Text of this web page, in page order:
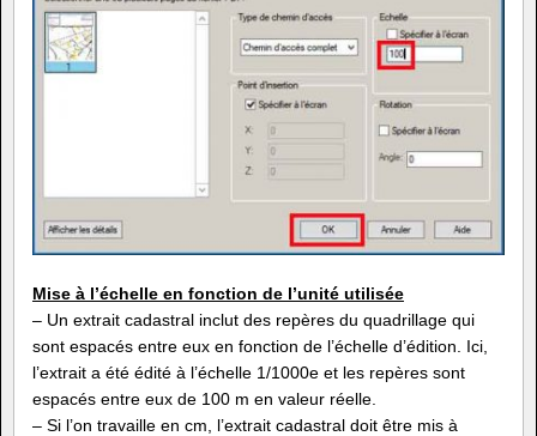
Mise à l’échelle en fonction de l’unité utilisée
– Un extrait cadastral inclut des repères du quadrillage qui
sont espacés entre eux en fonction de l’échelle d’édition. Ici,
l’extrait a été édité à l’échelle 1/1000e et les repères sont
espacés entre eux de 100 m en valeur réelle.
– Si l’on travaille en cm, l’extrait cadastral doit être mis à